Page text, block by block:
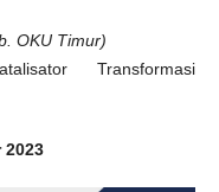
OKU Timur)
Transformasi
2023